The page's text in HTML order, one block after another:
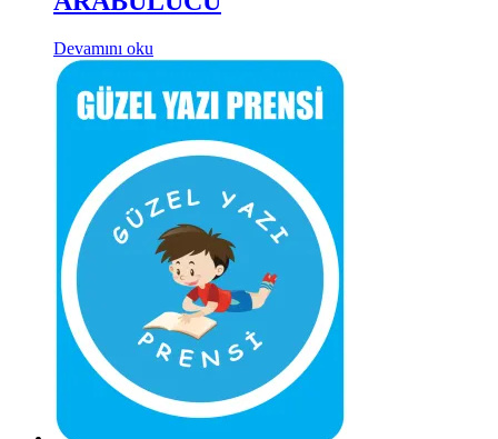
Devamını oku